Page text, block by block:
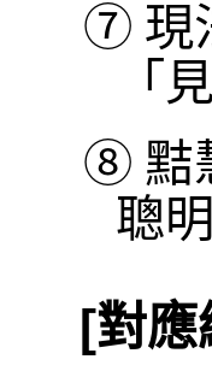
⑦ 現
「
⑧ 黠
聰
[對應